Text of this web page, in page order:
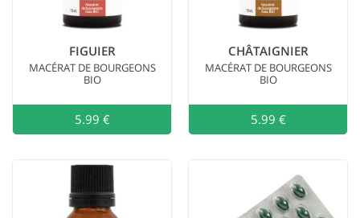
(103)
Plantes
Thés (44)
Macérats de
FIGUIER
MACÉRAT DE BOURGEONS
BIO
5.99 € Ajouter au
CHÂTAIGNIER
MACÉRAT DE BOURGEONS
BIO
5.99 €